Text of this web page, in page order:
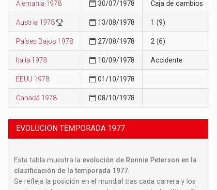
Alemania 1978 30/07/1978 Caja de cambios
Austria 1978 13/08/1978 1 (9)
Países Bajos 1978 27/08/1978 2 (6)
Italia 1978 10/09/1978 Accidente
EEUU 1978 01/10/1978
Canadá 1978 08/10/1978
EVOLUCION TEMPORADA 1977
Esta tabla muestra la evolución de Ronnie Peterson en la
clasificación de la temporada 1977
Se refleja la posición en el mundial tras cada carrera y los